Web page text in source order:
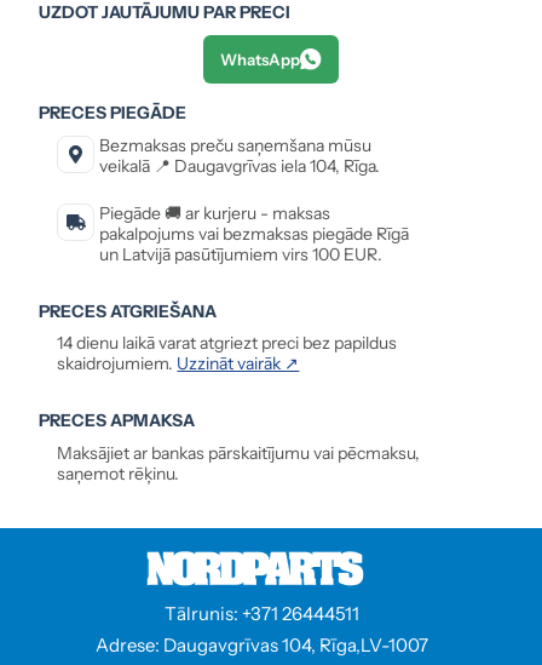
UZDOT JAUTĀJUMU PAR PRECI
WhatsApp
PRECES PIEGĀDE
Bezmaksas preču saņemšana mūsu
veikalā 📍 Daugavgrīvas iela 104, Rīga.
Piegāde 🚚 ar kurjeru - maksas
pakalpojums vai bezmaksas piegāde Rīgā
un Latvijā pasūtījumiem virs 100 EUR.
PRECES ATGRIEŠANA
14 dienu laikā varat atgriezt preci bez papildus
skaidrojumiem. Uzzināt vairāk ↗
PRECES APMAKSA
Maksājiet ar bankas pārskaitījumu vai pēcmaksu,
saņemot rēķinu.
Tālrunis: +371 26444511
Adrese: Daugavgrīvas 104, Rīga,LV-1007